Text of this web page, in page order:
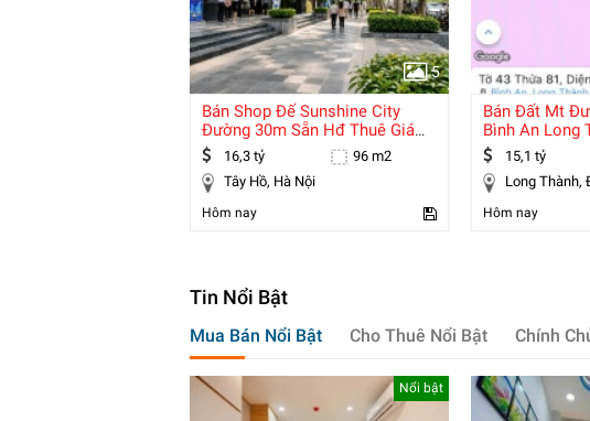
5
Bán Shop Đế Sunshine City
Đường 30m Sẵn Hđ Thuê Giá
16,3 Tỷ.
16,3 tỷ
96 m2
Tây Hồ, Hà Nội
Hôm nay
Bán Đất Mt
Bình An Long
Giá 15,1 Tỷ
15,1 tỷ
Hôm nay
Tin Nổi Bật
Mua Bán Nổi Bật Cho Thuê Nổi Bật Chính
Nổi bật